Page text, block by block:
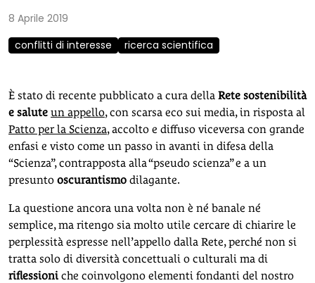
8 Aprile 2019
conflitti di interesse
ricerca scientifica
È stato di recente pubblicato a cura della Rete sostenibilità
e salute un appello, con scarsa eco sui media, in risposta al
Patto per la Scienza, accolto e diffuso viceversa con grande
enfasi e visto come un passo in avanti in difesa della
“Scienza”, contrapposta alla “pseudo scienza” e a un
presunto oscurantismo dilagante.
La questione ancora una volta non è né banale né
semplice, ma ritengo sia molto utile cercare di chiarire le
perplessità espresse nell’appello dalla Rete, perché non si
tratta solo di diversità concettuali o culturali ma di
riflessioni che coinvolgono elementi fondanti del nostro